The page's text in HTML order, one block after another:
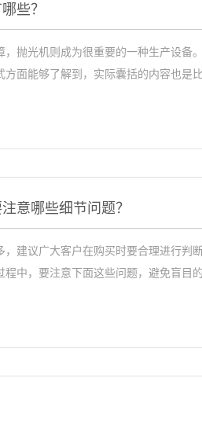
些？
抛光机则成为很重要的一种生产设
面能够了解到，实际囊括的内容也是
意哪些细节问题？
建议广大客户在购买时要合理进行
中，要注意下面这些问题，避免盲目